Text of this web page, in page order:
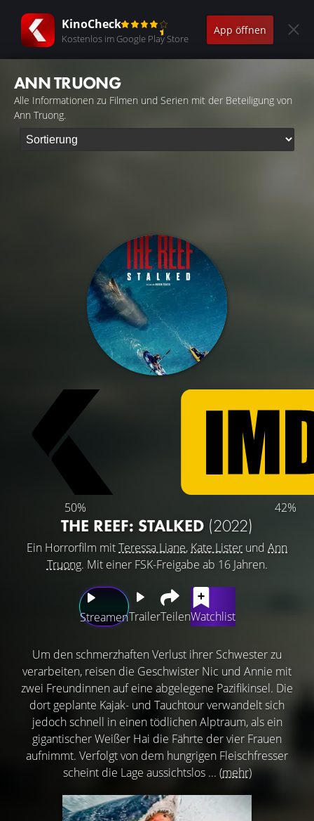
KinoCheck
Kostenlos im Google Play Store
App öffnen
ANN TRUONG
Alle Informationen zu Filmen und Serien mit der Beteiligung von
Ann Truong.
50% 42%
THE REEF: STALKED (2022)
Ein Horrorfilm mitTeressa Liane, Kate Lister und Ann
Truong. Mit einer FSK-Freigabe ab 16 Jahren.
StreamenTrailerTeilenWatchlist
Um den schmerzhaften Verlust ihrer Schwester zu
verarbeiten, reisen die Geschwister Nic und Annie mit
zwei Freundinnen auf eine abgelegene Pazifikinsel. Die
dort geplante Kajak- und Tauchtour verwandelt sich
jedoch schnell in einen tödlichen Alptraum, als ein
gigantischer Weißer Hai die Fährte der vier Frauen
aufnimmt. Verfolgt von dem hungrigen Fleischfresser
scheint die Lage aussichtslos ... (mehr)